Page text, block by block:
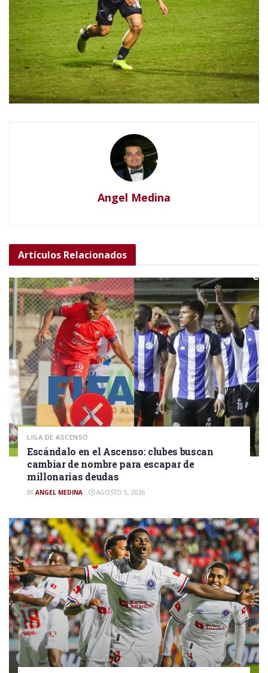
Angel Medina
Artículos Relacionados
LIGA DE ASCENSO
Escándalo en el Ascenso: clubes buscan
cambiar de nombre para escapar de
millonarias deudas
BY ANGEL MEDINA AGOSTO 5, 2026